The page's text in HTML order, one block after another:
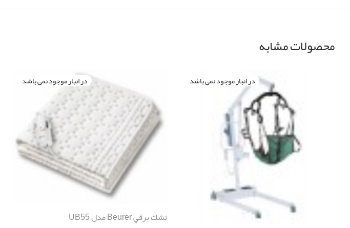
محصولات مشابه
تشك برقي Beurer مدل UB55